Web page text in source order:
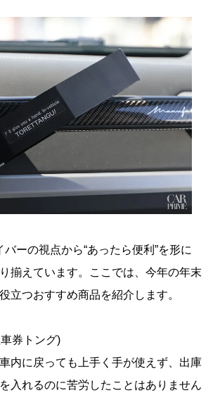
ーの視点から“あったら便利”を形に
揃えています。ここでは、今年の年末
立つおすすめ商品を紹介します。
券トング)
内に戻っても上手く手が使えず、出庫
入れるのに苦労したことはありません